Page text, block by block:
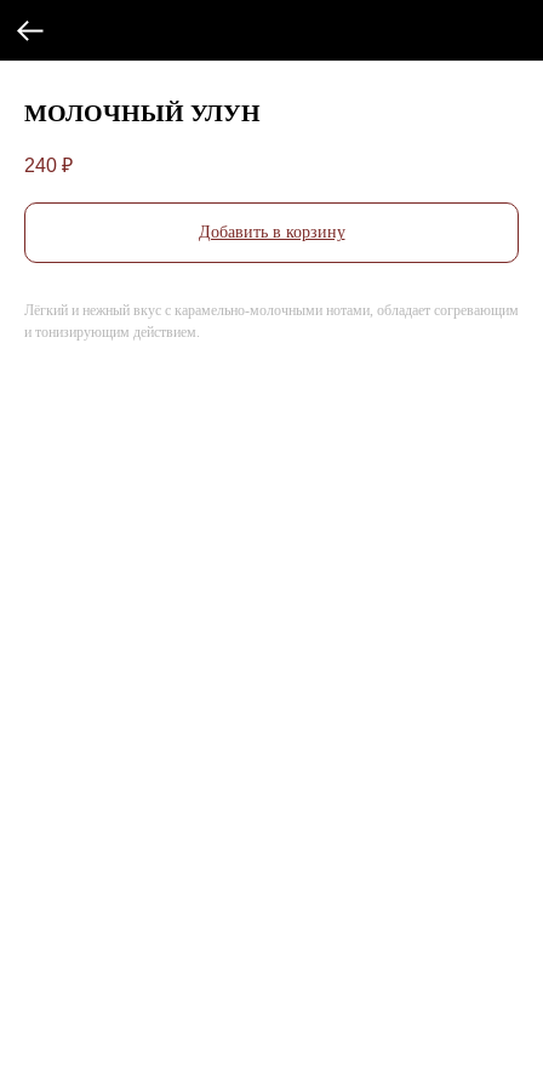
МОЛОЧНЫЙ УЛУН
240 ₽
Добавить в корзину
Лёгкий и нежный вкус с карамельно-молочными нотами, обладает согревающим
и тонизирующим действием.